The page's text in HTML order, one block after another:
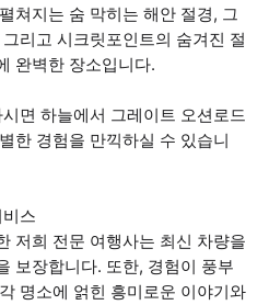
쳐지는 숨 막히는 해안 절경, 그
리고 시크릿포인트의 숨겨진 절
완벽한 장소입니다.
면 하늘에서 그레이트 오션로드
한 경험을 만끽하실 수 있습니
스
저희 전문 여행사는 최신 차량을
보장합니다. 또한, 경험이 풍부
명소에 얽힌 흥미로운 이야기와